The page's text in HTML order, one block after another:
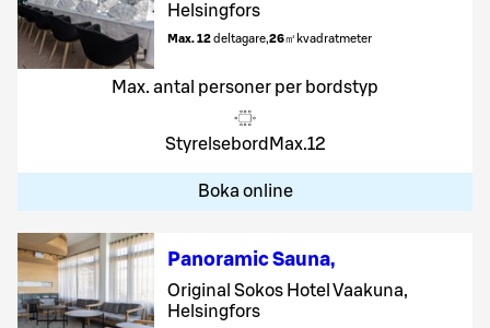
Helsingfors
Max. 12deltagare,26㎡ kvadratmeter
Max. antal personer per bordstyp
Styrelsebord Max.12
Boka online
Panoramic Sauna,
Original Sokos Hotel Vaakuna,
Helsingfors